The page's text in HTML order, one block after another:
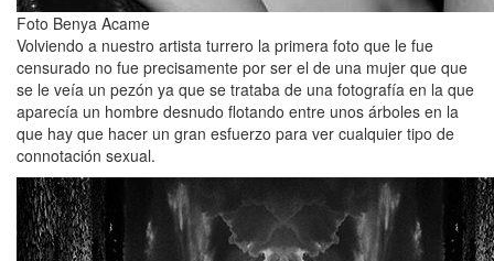
Foto Benya Acame
Volviendo a nuestro artista turrero la primera foto que le fue
censurado no fue precisamente por ser el de una mujer que que
se le veía un pezón ya que se trataba de una fotografía en la que
aparecía un hombre desnudo flotando entre unos árboles en la
que hay que hacer un gran esfuerzo para ver cualquier tipo de
connotación sexual.